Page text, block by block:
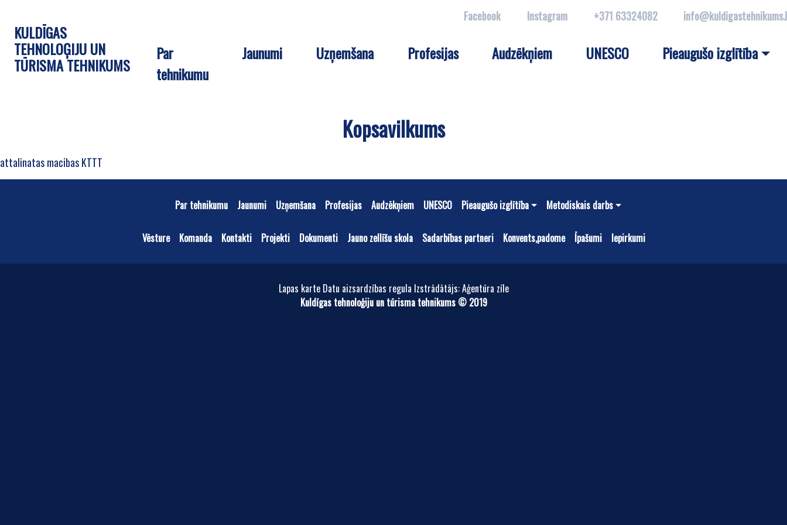
KULDĪGAS
TEHNOLOĢIJU UN
TŪRISMA TEHNIKUMS
Facebook Instagram +371 63324082
Par
tehnikumu
Jaunumi Uzņemšana Profesijas Audzēkņiem UNESCO Pieaugušo izglītība
Kopsavilkums
attalinatas macibas KTTT
Par tehnikumu Jaunumi Uzņemšana Profesijas Audzēkņiem UNESCO Pieaugušo izglītība Metodiskais darbs
Vēsture Komanda Kontakti Projekti Dokumenti Jauno zellīšu skola Sadarbības partneri Konvents,padome Īpašumi Iepirkumi
Lapas karte Datu aizsardzības regula Izstrādātājs: Aģentūra zīle
Kuldīgas tehnoloģiju un tūrisma tehnikums © 2019